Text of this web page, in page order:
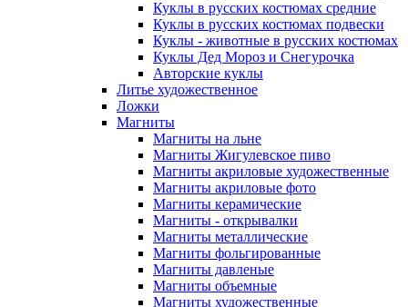
Куклы в русских костюмах средние
Куклы в русских костюмах подвески
Куклы - животные в русских костюмах
Куклы Дед Мороз и Снегурочка
Авторские куклы
Литье художественное
Ложки
Магниты
Магниты на льне
Магниты Жигулевское пиво
Магниты акриловые художественные
Магниты акриловые фото
Магниты керамические
Магниты - открывалки
Магниты металлические
Магниты фольгированные
Магниты давленые
Магниты объемные
Магниты художественные